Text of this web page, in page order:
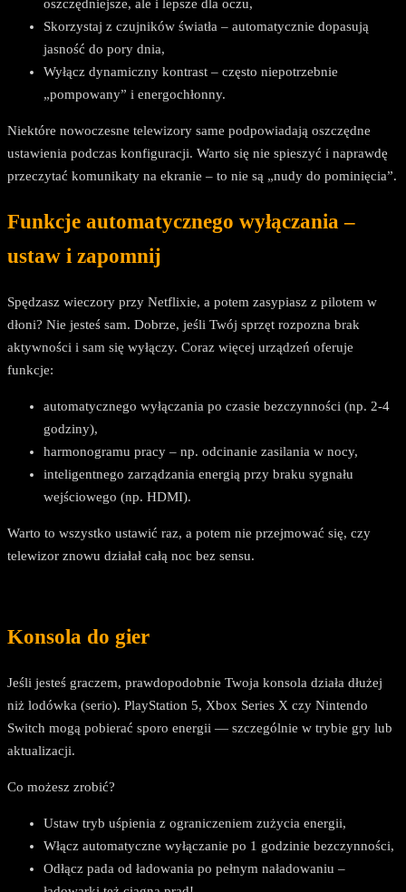
oszczędniejsze, ale i lepsze dla oczu,
Skorzystaj z czujników światła – automatycznie dopasują
jasność do pory dnia,
Wyłącz dynamiczny kontrast – często niepotrzebnie
„pompowany” i energochłonny.
Niektóre nowoczesne telewizory same podpowiadają oszczędne
ustawienia podczas konfiguracji. Warto się nie spieszyć i naprawdę
przeczytać komunikaty na ekranie – to nie są „nudy do pominięcia”.
Funkcje automatycznego wyłączania –
ustaw i zapomnij
Spędzasz wieczory przy Netflixie, a potem zasypiasz z pilotem w
dłoni? Nie jesteś sam. Dobrze, jeśli Twój sprzęt rozpozna brak
aktywności i sam się wyłączy. Coraz więcej urządzeń oferuje
funkcje:
automatycznego wyłączania po czasie bezczynności (np. 2-4
godziny),
harmonogramu pracy – np. odcinanie zasilania w nocy,
inteligentnego zarządzania energią przy braku sygnału
wejściowego (np. HDMI).
Warto to wszystko ustawić raz, a potem nie przejmować się, czy
telewizor znowu działał całą noc bez sensu.
Konsola do gier
Jeśli jesteś graczem, prawdopodobnie Twoja konsola działa dłużej
niż lodówka (serio). PlayStation 5, Xbox Series X czy Nintendo
Switch mogą pobierać sporo energii — szczególnie w trybie gry lub
aktualizacji.
Co możesz zrobić?
Ustaw tryb uśpienia z ograniczeniem zużycia energii,
Włącz automatyczne wyłączanie po 1 godzinie bezczynności,
Odłącz pada od ładowania po pełnym naładowaniu –